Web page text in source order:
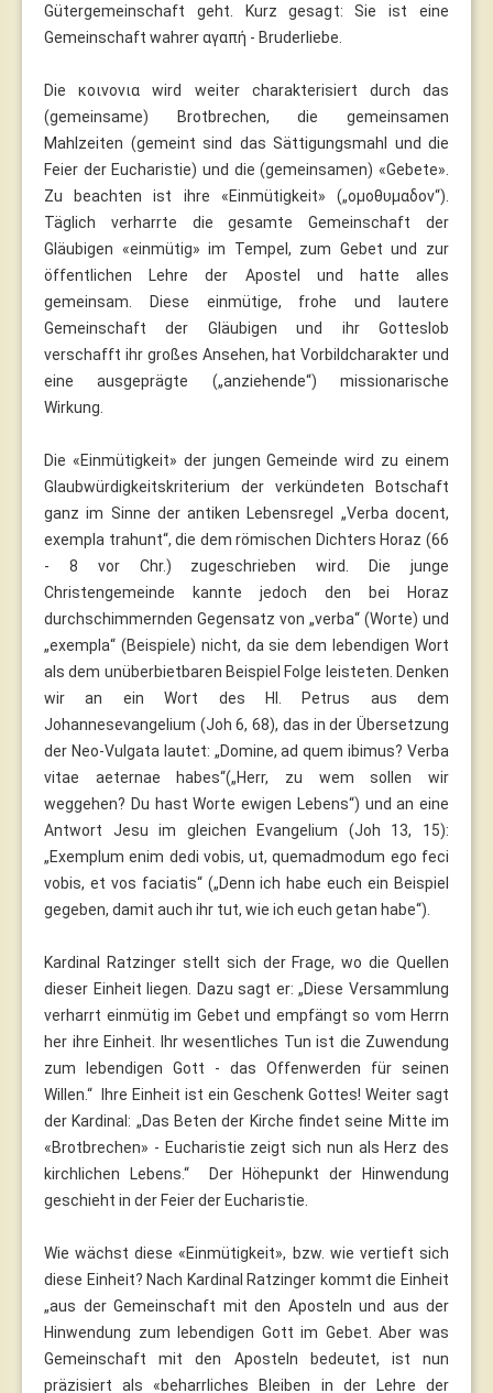
Gütergemeinschaft geht. Kurz gesagt: Sie ist eine
Gemeinschaft wahrer αγαπή - Bruderliebe.
Die κοινονια wird weiter charakterisiert durch das
(gemeinsame) Brotbrechen, die gemeinsamen
Mahlzeiten (gemeint sind das Sättigungsmahl und die
Feier der Eucharistie) und die (gemeinsamen) «Gebete».
Zu beachten ist ihre «Einmütigkeit» („ομοθυμαδον“).
Täglich verharrte die gesamte Gemeinschaft der
Gläubigen «einmütig» im Tempel, zum Gebet und zur
öffentlichen Lehre der Apostel und hatte alles
gemeinsam. Diese einmütige, frohe und lautere
Gemeinschaft der Gläubigen und ihr Gotteslob
verschafft ihr großes Ansehen, hat Vorbildcharakter und
eine ausgeprägte („anziehende“) missionarische
Wirkung.
Die «Einmütigkeit» der jungen Gemeinde wird zu einem
Glaubwürdigkeitskriterium der verkündeten Botschaft
ganz im Sinne der antiken Lebensregel „Verba docent,
exempla trahunt“, die dem römischen Dichters Horaz (66
- 8 vor Chr.) zugeschrieben wird. Die junge
Christengemeinde kannte jedoch den bei Horaz
durchschimmernden Gegensatz von „verba“ (Worte) und
„exempla“ (Beispiele) nicht, da sie dem lebendigen Wort
als dem unüberbietbaren Beispiel Folge leisteten. Denken
wir an ein Wort des Hl. Petrus aus dem
Johannesevangelium (Joh 6, 68), das in der Übersetzung
der Neo-Vulgata lautet: „Domine, ad quem ibimus? Verba
vitae aeternae habes“(„Herr, zu wem sollen wir
weggehen? Du hast Worte ewigen Lebens“) und an eine
Antwort Jesu im gleichen Evangelium (Joh 13, 15):
„Exemplum enim dedi vobis, ut, quemadmodum ego feci
vobis, et vos faciatis“ („Denn ich habe euch ein Beispiel
gegeben, damit auch ihr tut, wie ich euch getan habe“).
Kardinal Ratzinger stellt sich der Frage, wo die Quellen
dieser Einheit liegen. Dazu sagt er: „Diese Versammlung
verharrt einmütig im Gebet und empfängt so vom Herrn
her ihre Einheit. Ihr wesentliches Tun ist die Zuwendung
zum lebendigen Gott - das Offenwerden für seinen
Willen.“ Ihre Einheit ist ein Geschenk Gottes! Weiter sagt
der Kardinal: „Das Beten der Kirche findet seine Mitte im
«Brotbrechen» - Eucharistie zeigt sich nun als Herz des
kirchlichen Lebens.“ Der Höhepunkt der Hinwendung
geschieht in der Feier der Eucharistie.
Wie wächst diese «Einmütigkeit», bzw. wie vertieft sich
diese Einheit? Nach Kardinal Ratzinger kommt die Einheit
„aus der Gemeinschaft mit den Aposteln und aus der
Hinwendung zum lebendigen Gott im Gebet. Aber was
Gemeinschaft mit den Aposteln bedeutet, ist nun
präzisiert als «beharrliches Bleiben in der Lehre der